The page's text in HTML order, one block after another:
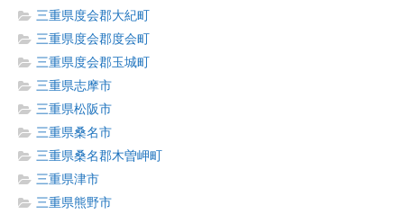
三重県度会郡大紀町
三重県度会郡度会町
三重県度会郡玉城町
三重県志摩市
三重県松阪市
三重県桑名市
三重県桑名郡木曽岬町
三重県津市
三重県熊野市